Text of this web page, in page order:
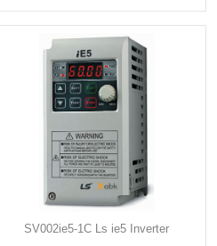
SV002ie5-1C Ls ie5 Inverter